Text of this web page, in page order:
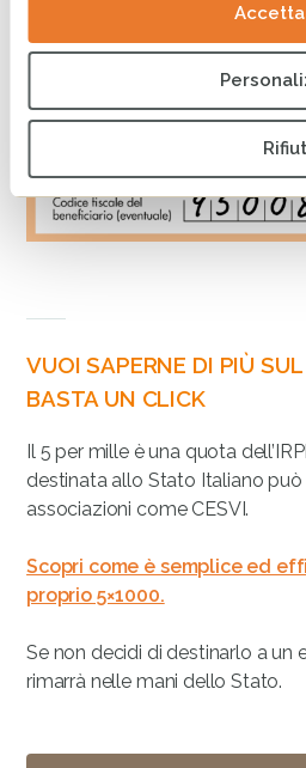
VUOI SAPERNE DI PIÙ
BASTA UN CLICK
Il 5 per mille è una quota
destinata allo Stato Italiano
associazioni come CESVI.
Scopri come è semplice ed
proprio 5×1000.
Se non decidi di destinarlo a un
rimarrà nelle mani dello Stato.